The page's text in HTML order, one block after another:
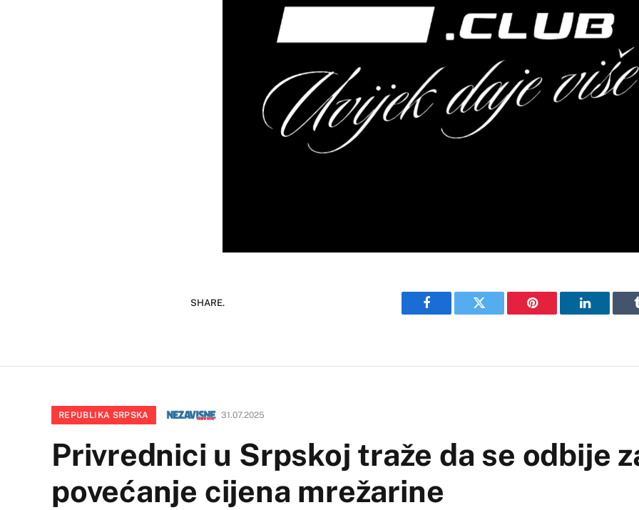
SHARE.
Facebook Twitter Pinterest LinkedIn
REPUBLIKA SRPSKA 31.07.2025
Privrednici u Srpskoj traže da se odbije
povećanje cijena mrežarine